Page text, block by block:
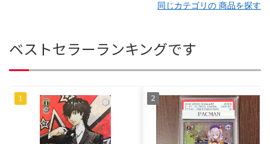
同じカテゴリの 商品を探す
ベストセラーランキングです